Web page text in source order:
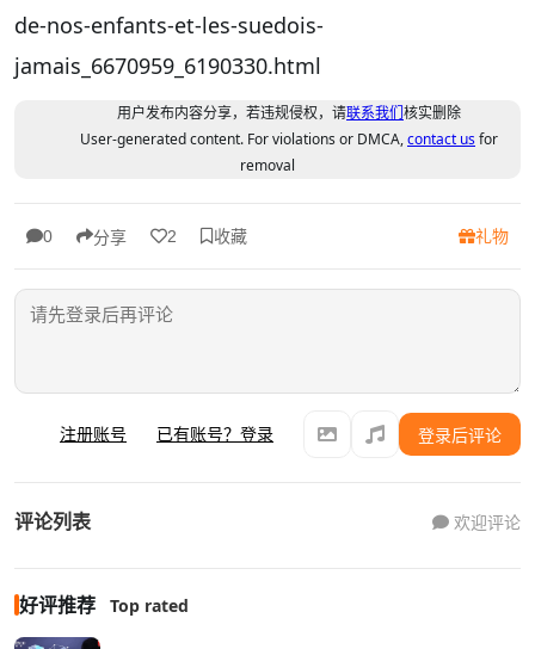
de-nos-enfants-et-les-suedois-
jamais_6670959_6190330.html
用户发布内容分享，若违规侵权，请联系我们核实删除
User-generated content. For violations or DMCA,contact usfor
removal
0 分享 2 收藏 礼物
注册账号 已有账号？登录 登录后评论
评论列表 欢迎评论
好评推荐 Top rated